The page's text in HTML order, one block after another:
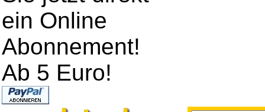
ein Online
Abonnement!
Ab 5 Euro!